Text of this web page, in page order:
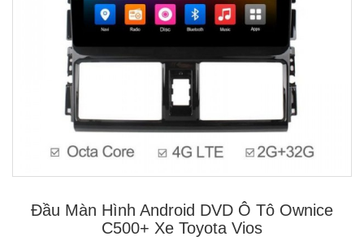
Đầu Màn Hình Android DVD Ô Tô Ownice
C500+ Xe Toyota Vios